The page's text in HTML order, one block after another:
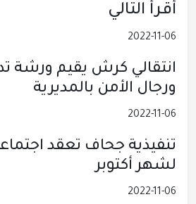
أقرأ التالي
2022-11-06
انتقالي كرش يقيم ورشة
ورجال الأمن بالمديرية
2022-11-06
تنفيذية جحاف تعقد
لشهر أكتوبر
2022-11-06